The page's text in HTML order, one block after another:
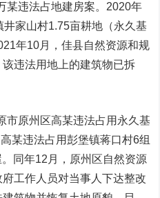
违法占地建房案。2020年
家山村1.75亩耕地（永久基
年10月，佳县自然资源和规
违法用地上的建筑物已拆
原州区高某违法占用永久基
某违法占用彭堡镇蒋口村6组
同年12月，原州区自然资源
工作人员对当事人下达整改